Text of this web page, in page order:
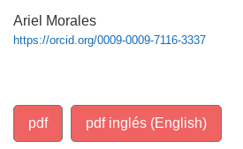
Ariel Morales
https://orcid.org/0009-0009-7116-3337
pdf pdf inglés (English)